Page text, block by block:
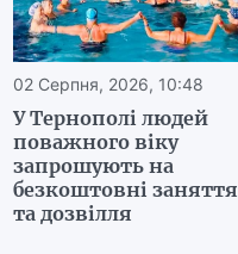
02 Серпня, 2026, 10:48
У Тернополі людей
поважного віку
запрошують на
безкоштовні заняття
та дозвілля